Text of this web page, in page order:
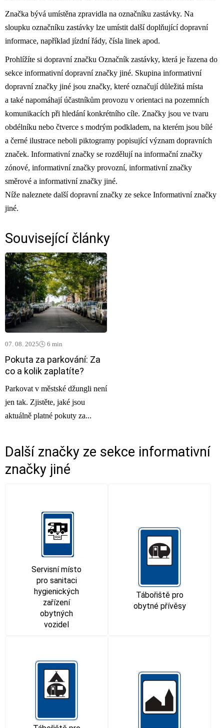
Značka bývá umístěna zpravidla na označníku zastávky. Na
sloupku označníku zastávky lze umístit další doplňující dopravní
informace, například jízdní řády, čísla linek apod.
Prohlížíte si dopravní značku Označník zastávky, která je řazena do
sekce informativní dopravní značky jiné. Skupina informativní
dopravní značky jiné jsou značky, které označují důležitá místa
a také napomáhají účastníkům provozu v orientaci na pozemních
komunikacích při hledání konkrétního cíle. Značky jsou ve tvaru
obdélníku nebo čtverce s modrým podkladem, na kterém jsou bílé
a černé ilustrace neboli piktogramy popisující význam dopravních
značek. Informativní značky se rozdělují na informační značky
zónové, informativní značky provozní, informativní značky
směrové a informativní značky jiné.
Níže naleznete další dopravní značky ze sekce Informativní značky
jiné.
Související články
07. 08. 2025🕓 6 min
Pokuta za parkování: Za
co a kolik zaplatíte?
Parkovat v městské džungli není
jen tak. Zjistěte, jaké jsou
aktuálně platné pokuty za...
Další značky ze sekce informativní
značky jiné
Servisní místo
pro sanitaci
hygienických
zařízení
obytných
vozidel
Tábořiště pro
obytné přívěsy